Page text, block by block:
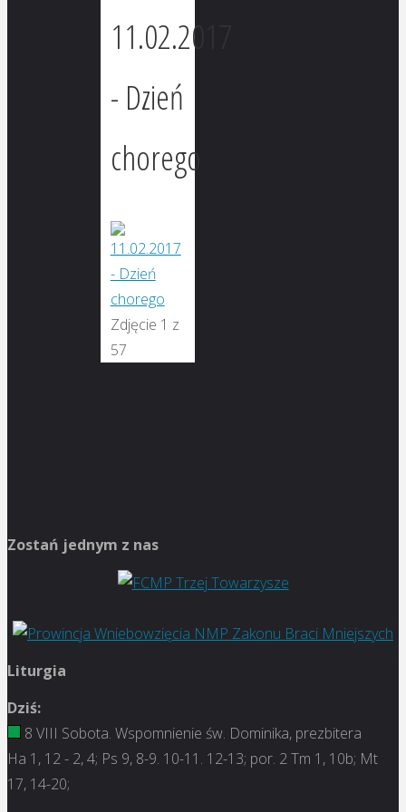
11.02.2017
- Dzień
chorego
Zdjęcie 1 z
57
Zostań jednym z nas
Liturgia
Dziś:
8 VIII Sobota. Wspomnienie św. Dominika, prezbitera
Ha 1, 12 - 2, 4; Ps 9, 8-9. 10-11. 12-13; por. 2 Tm 1, 10b; Mt
17, 14-20;